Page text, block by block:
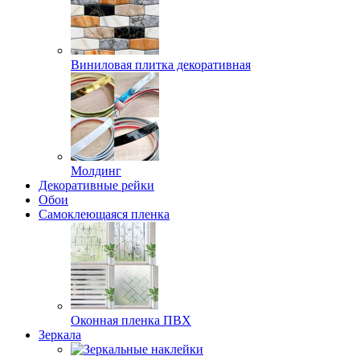
Виниловая плитка декоративная
Молдинг
Декоративные рейки
Обои
Самоклеющаяся пленка
Оконная пленка ПВХ
Зеркала